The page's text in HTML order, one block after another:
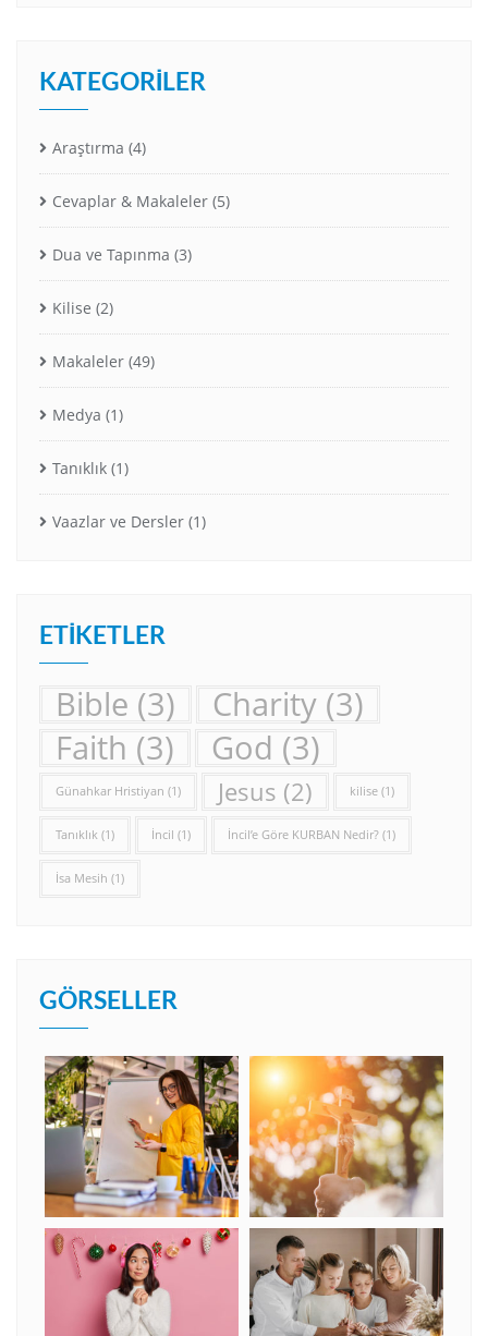
KATEGORILER
Araştırma (4)
Cevaplar & Makaleler (5)
Dua ve Tapınma (3)
Kilise (2)
Makaleler (49)
Medya (1)
Tanıklık (1)
Vaazlar ve Dersler (1)
ETIKETLER
Bible (3) Charity (3)
Faith (3) God (3)
Günahkar Hristiyan (1) Jesus (2) kilise (1)
Tanıklık (1) İncil (1) İncil’e Göre KURBAN Nedir? (1)
İsa Mesih (1)
GÖRSELLER